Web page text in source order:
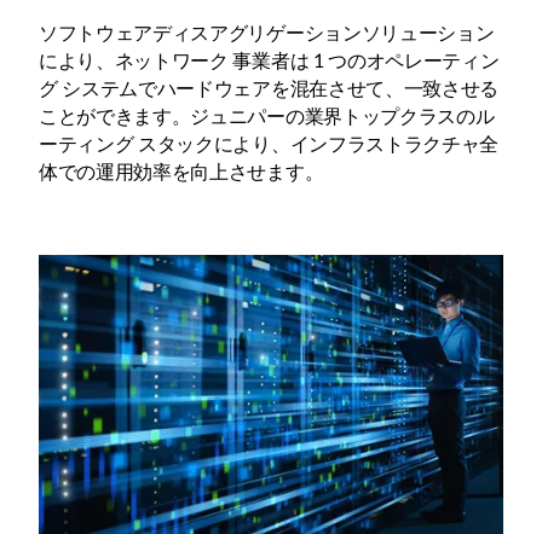
ソフトウェアディスアグリゲーションソリューション
により、ネットワーク 事業者は 1 つのオペレーティン
グ システムでハードウェアを混在させて、一致させる
ことができます。ジュニパーの業界トップクラスのル
ーティング スタックにより、インフラストラクチャ全
体での運用効率を向上させます。